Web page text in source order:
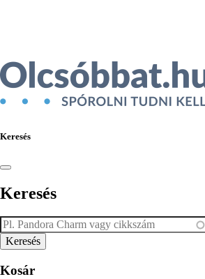
Keresés
Keresés
Kosár